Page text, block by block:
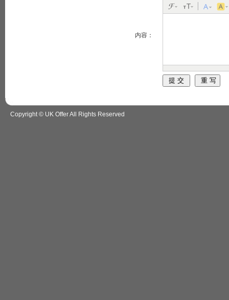
内容：
Copyright © UK Offer All Rights Reserved